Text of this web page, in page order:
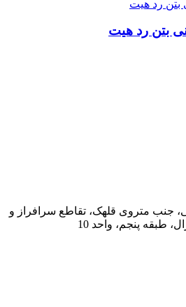
بتن رد هیت
جنب متروی قلهک، تقاطع سرافراز و
طبقه پنجم، واحد 10